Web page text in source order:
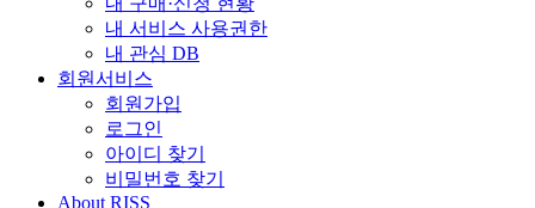
내 서비스 사용권한
내 관심 DB
회원서비스
회원가입
로그인
아이디 찾기
비밀번호 찾기
About RISS